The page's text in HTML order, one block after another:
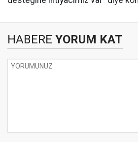
HABERE YORUM KAT